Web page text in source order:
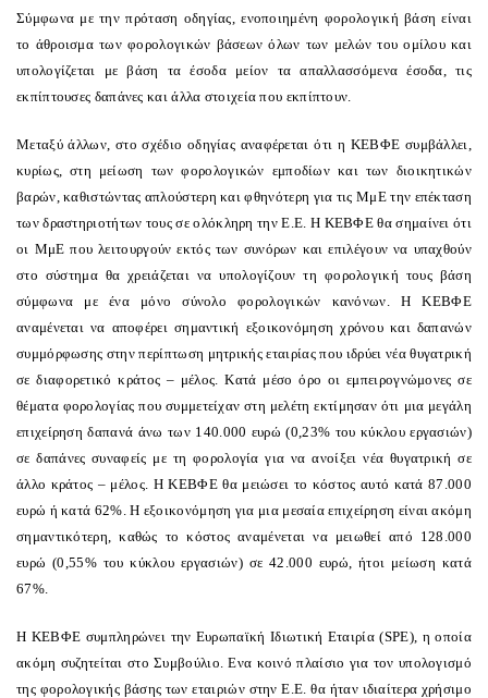
Σύμφωνα με την πρόταση οδηγίας, ενοποιημένη φορολογική βάση είναι
το άθροισμα των φορολογικών βάσεων όλων των μελών του ομίλου και
υπολογίζεται με βάση τα έσοδα μείον τα απαλλασσόμενα έσοδα, τις
εκπίπτουσες δαπάνες και άλλα στοιχεία που εκπίπτουν.
Μεταξύ άλλων, στο σχέδιο οδηγίας αναφέρεται ότι η ΚΕΒΦΕ συμβάλλει,
κυρίως, στη μείωση των φορολογικών εμποδίων και των διοικητικών
βαρών, καθιστώντας απλούστερη και φθηνότερη για τις ΜμΕ την επέκταση
των δραστηριοτήτων τους σε ολόκληρη την Ε.Ε. Η ΚΕΒΦΕ θα σημαίνει ότι
οι ΜμΕ που λειτουργούν εκτός των συνόρων και επιλέγουν να υπαχθούν
στο σύστημα θα χρειάζεται να υπολογίζουν τη φορολογική τους βάση
σύμφωνα με ένα μόνο σύνολο φορολογικών κανόνων. Η ΚΕΒΦΕ
αναμένεται να αποφέρει σημαντική εξοικονόμηση χρόνου και δαπανών
συμμόρφωσης στην περίπτωση μητρικής εταιρίας που ιδρύει νέα θυγατρική
σε διαφορετικό κράτος – μέλος. Κατά μέσο όρο οι εμπειρογνώμονες σε
θέματα φορολογίας που συμμετείχαν στη μελέτη εκτίμησαν ότι μια μεγάλη
επιχείρηση δαπανά άνω των 140.000 ευρώ (0,23% του κύκλου εργασιών)
σε δαπάνες συναφείς με τη φορολογία για να ανοίξει νέα θυγατρική σε
άλλο κράτος – μέλος. Η ΚΕΒΦΕ θα μειώσει το κόστος αυτό κατά 87.000
ευρώ ή κατά 62%. Η εξοικονόμηση για μια μεσαία επιχείρηση είναι ακόμη
σημαντικότερη, καθώς το κόστος αναμένεται να μειωθεί από 128.000
ευρώ (0,55% του κύκλου εργασιών) σε 42.000 ευρώ, ήτοι μείωση κατά
67%.
Η ΚΕΒΦΕ συμπληρώνει την Ευρωπαϊκή Ιδιωτική Εταιρία (SPE), η οποία
ακόμη συζητείται στο Συμβούλιο. Eνα κοινό πλαίσιο για τον υπολογισμό
της φορολογικής βάσης των εταιριών στην Ε.Ε. θα ήταν ιδιαίτερα χρήσιμο